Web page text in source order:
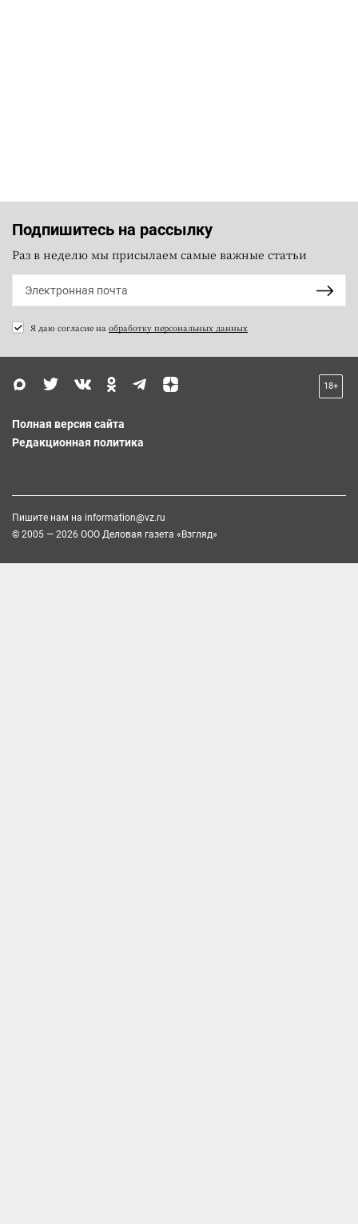
Подпишитесь на рассылку
Раз в неделю мы присылаем самые важные статьи
Я даю согласие на обработку персональных данных
18+
Полная версия сайта
Редакционная политика
Пишите нам на information@vz.ru
© 2005 — 2026 ООО Деловая газета «Взгляд»